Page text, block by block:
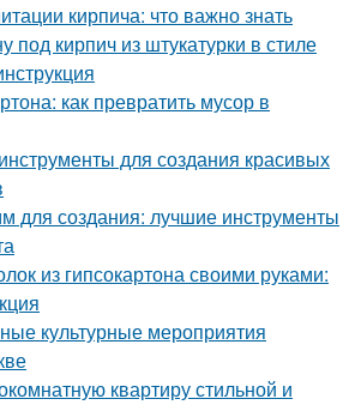
кирпича: что важно знать
под кирпич из штукатурки в стиле
как превратить мусор в
для создания красивых
для создания: лучшие инструменты
из гипсокартона своими руками:
культурные мероприятия
квартиру стильной и